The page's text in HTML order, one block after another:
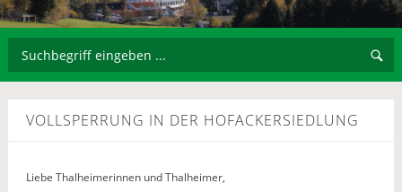
VOLLSPERRUNG IN DER HOFACKERSIEDLUNG
Liebe Thalheimerinnen und Thalheimer,